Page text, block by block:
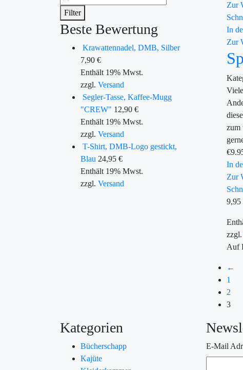
Filter
Beste Bewertung
Krawattennadel, DMB, Silber
7,90 €
Enthält 19% Mwst.
zzgl. Versand
Segler-Tasse, Kaffee-Mugg
"CREW" 12,90 €
Enthält 19% Mwst.
zzgl. Versand
T-Shirt, DMB-Logo gestickt,
Blau 24,95 €
Enthält 19% Mwst.
zzgl. Versand
Zur
In
Zur
zum
€
In
Zur
9,95
zzgl.
Auf
←
1
2
3
Kategorien
Bücherschapp
Kajüte
E-Mail